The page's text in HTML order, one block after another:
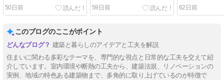
50日前
59日前
62日前
このブログのここがポイント
建築と暮らしのアイデアと工夫を解説
住まいに関わる多彩なテーマを、専門的な視点と日常的な工夫を交えて紹
介しています。室内環境や断熱の工夫から、建築法規、リノベーションの
実例、地域の特色ある建築物まで、多角的に取り上げているのが特徴で